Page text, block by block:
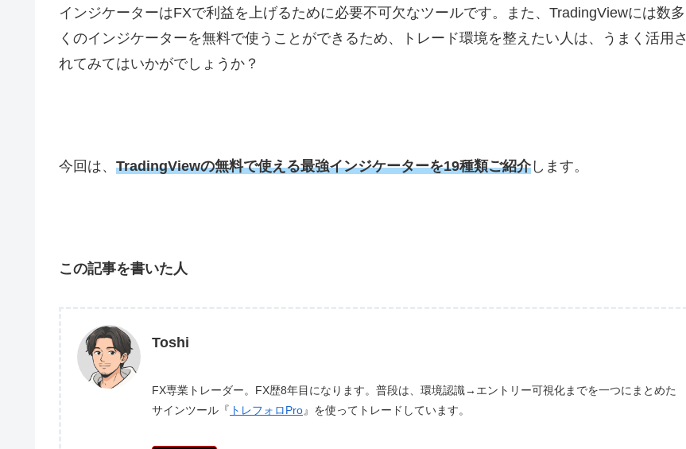
インジケーターはFXで利益を上げるために必要不可欠なツールです。また、 TradingViewには数多
くのインジケーターを無料で使うことができるため、トレード環境を整えたい人は、うまく活用さ
れてみてはいかがでしょうか？
今回は、 TradingViewの無料で使える最強インジケーターを19種類ご紹介します。
この記事を書いた人
Toshi
FX専業トレーダー。FX歴8年目になります。普段は、環境認識→エントリー可視化までを一つにまとめた
サインツール『 トレフォロPro』を使ってトレードしています。